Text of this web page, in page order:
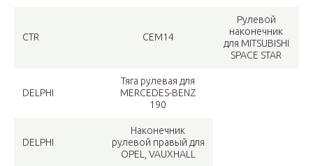
CTR CEM14
Рулевой
наконечник
для MITSUBISHI
SPACE STAR
DELPHI
Тяга рулевая для
MERCEDES-BENZ
190
DELPHI
Наконечник
рулевой правый для
OPEL, VAUXHALL